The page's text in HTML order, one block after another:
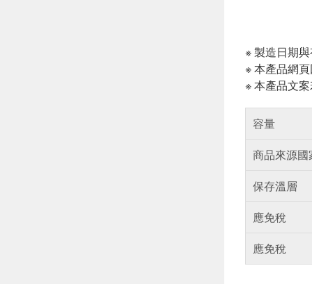
※ 製造日期
※ 本產品網
※ 本產品文
容量
商品來源國
保存溫層
應免稅
應免稅